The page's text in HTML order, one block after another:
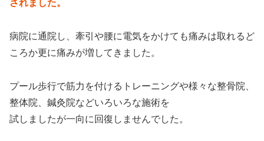
されました。
病院に通院し、牽引や腰に電気をかけても痛みは取れるど
ころか更に痛みが増してきました。
プール歩行で筋力を付けるトレーニングや様々な整骨院、
整体院、鍼灸院などいろいろな施術を
試しましたが一向に回復しませんでした。